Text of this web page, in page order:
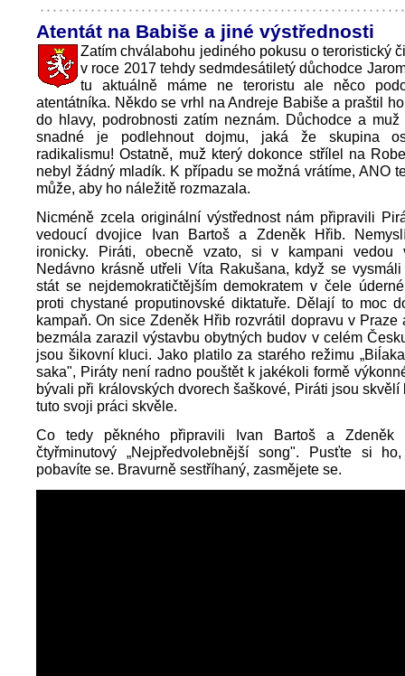
Atentát na Babiše a jiné výstřednosti
Zatím chválabohu jediného pokusu o teroristický
v roce 2017 tehdy sedmdesátiletý důchodce
tu aktuálně máme ne teroristu ale něco
atentátníka. Někdo se vrhl na Andreje Babiše a praštil
do hlavy, podrobnosti zatím neznám. Důchodce a
snadné je podlehnout dojmu, jaká že skupina
radikalismu! Ostatně, muž který dokonce střílel na
nebyl žádný mladík. K případu se možná vrátíme, ANO
může, aby ho náležitě rozmazala.
Nicméně zcela originální výstřednost nám připravili
vedoucí dvojice Ivan Bartoš a Zdeněk Hřib.
ironicky. Piráti, obecně vzato, si v kampani vedou
Nedávno krásně utřeli Víta Rakušana, když se
stát se nejdemokratičtějším demokratem v čele
proti chystané proputinovské diktatuře. Dělají to moc
kampaň. On sice Zdeněk Hřib rozvrátil dopravu v Praze
bezmála zarazil výstavbu obytných budov v celém
jsou šikovní kluci. Jako platilo za starého režimu
saka", Piráty není radno pouštět k jakékoli formě
bývali při královských dvorech šaškové, Piráti jsou
tuto svoji práci skvěle.
Co tedy pěkného připravili Ivan Bartoš a
čtyřminutový „Nejpředvolebnější song". Pusťte si
pobavíte se. Bravurně sestříhaný, zasmějete se.